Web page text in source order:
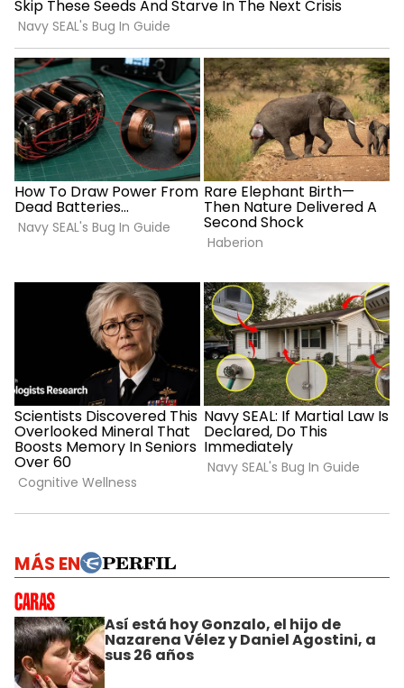
MÁS EN
Así está hoy Gonzalo, el hijo de
Nazarena Vélez y Daniel Agostini, a
sus 26 años